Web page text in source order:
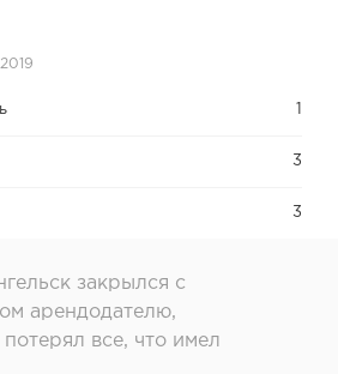
3
3
закрылся с
арендодателю,
все, что имел